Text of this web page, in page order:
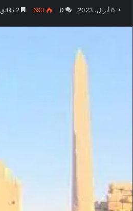
6 أبريل، 2023 0
693